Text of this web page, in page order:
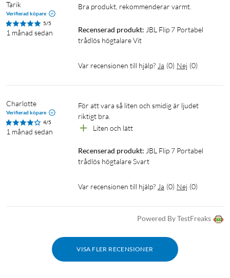
Tarik
Verifierad köpare
5/5
1 månad sedan
Bra produkt, rekommenderar varmt.
Recenserad produkt: JBL Flip 7 Portabel
trådlös högtalare Vit
Var recensionen till hjälp? Ja (0) Nej (0)
Charlotte
Verifierad köpare
4/5
1 månad sedan
För att vara så liten och smidig är ljudet
riktigt bra.
Liten och lätt
Recenserad produkt: JBL Flip 7 Portabel
trådlös högtalare Svart
Var recensionen till hjälp? Ja (0) Nej (0)
Powered By TestFreaks
VISA FLER RECENSIONER